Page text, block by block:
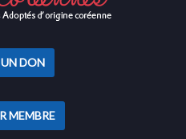
DON
MEMBRE